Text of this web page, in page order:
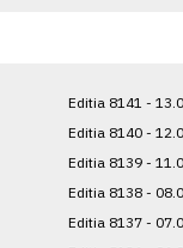
Editia 8141 -
Editia 8140 -
Editia 8139 -
Editia 8138 -
Editia 8137 -